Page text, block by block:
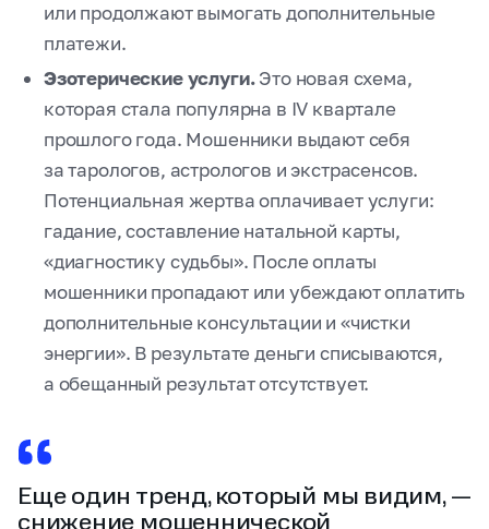
или продолжают вымогать дополнительные
платежи.
Эзотерические услуги.Это новая схема,
которая стала популярна в IV квартале
прошлого года. Мошенники выдают себя
за тарологов, астрологов и экстрасенсов.
Потенциальная жертва оплачивает услуги:
гадание, составление натальной карты,
«диагностику судьбы». После оплаты
мошенники пропадают или убеждают оплатить
дополнительные консультации и «чистки
энергии». В результате деньги списываются,
а обещанный результат отсутствует.
Еще один тренд, который мы видим, —
снижение мошеннической